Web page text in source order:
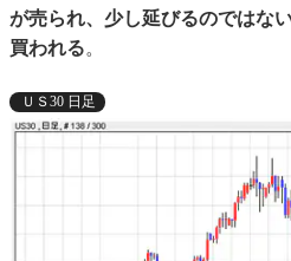
が売られ、少し延びるのではな
買われる。
ＵＳ30 日足